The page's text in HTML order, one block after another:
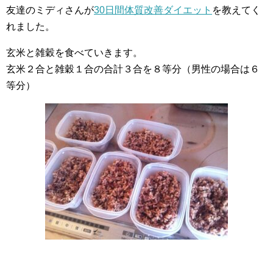
友達のミディさんが30日間体質改善ダイエット を教えてく
れました。
玄米と雑穀を食べていきます。
玄米２合と雑穀１合の合計３合を８等分（男性の場合は６
等分）